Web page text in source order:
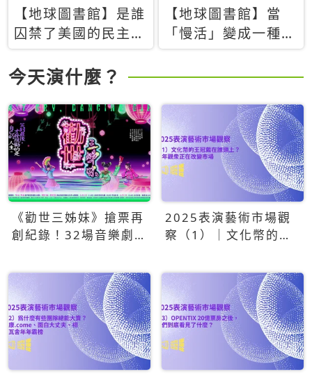
【地球圖書館】是誰
囚禁了美國的民主？
當民主威脅到特權，
經濟學家長達半世紀
的反撲計畫
【地球圖書館】當
「慢活」變成一種商
品：社群時代，資本
主義如何包裝你的休
今天演什麼？
《勸世三姊妹》搶票再
創紀錄！32場音樂劇
2025表演藝術市場觀
察（1）｜文化幣的王
眾正在改變市場